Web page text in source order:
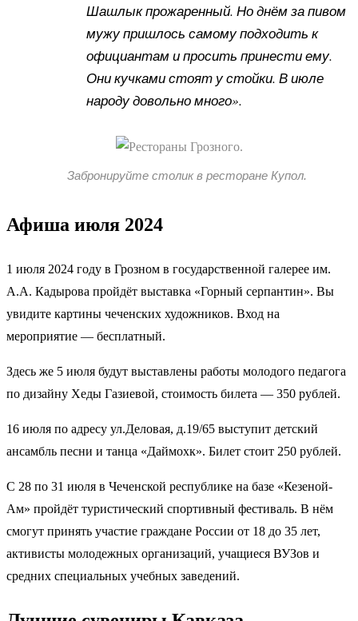
Шашлык прожаренный. Но днём за пивом
мужу пришлось самому подходить к
официантам и просить принести ему.
Они кучками стоят у стойки. В июле
народу довольно много».
Забронируйте столик в ресторане Купол.
Афиша июля 2024
1 июля 2024 году в Грозном в государственной галерее им.
А.А. Кадырова пройдёт выставка «Горный серпантин». Вы
увидите картины чеченских художников. Вход на
мероприятие — бесплатный.
Здесь же 5 июля будут выставлены работы молодого педагога
по дизайну Хеды Газиевой, стоимость билета — 350 рублей.
16 июля по адресу ул.Деловая, д.19/65 выступит детский
ансамбль песни и танца «Даймохк». Билет стоит 250 рублей.
С 28 по 31 июля в Чеченской республике на базе «Кезеной-
Ам» пройдёт туристический спортивный фестиваль. В нём
смогут принять участие граждане России от 18 до 35 лет,
активисты молодежных организаций, учащиеся ВУЗов и
средних специальных учебных заведений.